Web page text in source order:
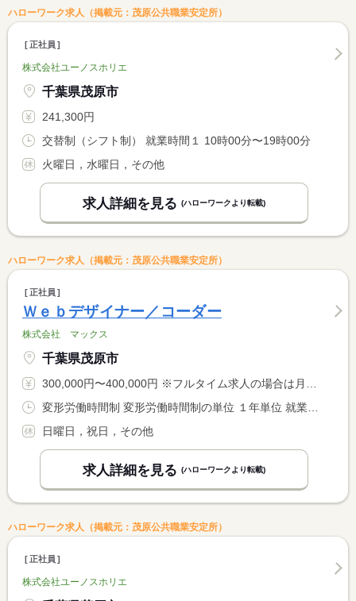
ハローワーク求人（掲載元：茂原公共職業安定所）
正社員
株式会社ユーノスホリエ
千葉県茂原市
241,300円
交替制（シフト制） 就業時間１ 10時00分〜19時00分
火曜日，水曜日，その他
求人詳細を見る (ハローワークより転載)
ハローワーク求人（掲載元：茂原公共職業安定所）
正社員
Ｗｅｂデザイナー／コーダー
株式会社 マックス
千葉県茂原市
300,000円〜400,000円 ※フルタイム求人の場合は月額（換算額）、パート求人の場合は時間額を表示しています。
日曜日，祝日，その他
求人詳細を見る (ハローワークより転載)
ハローワーク求人（掲載元：茂原公共職業安定所）
正社員
株式会社ユーノスホリエ